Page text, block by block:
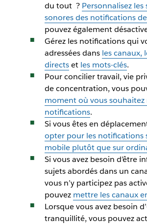
du tout ? Personnalisez les
sonores des notifications
pouvez également
Gérez les notifications qui
adressées dans les canaux,
directset les mots-clés.
Pour concilier travail, vie
de concentration, vous
moment où vous souhaitez
notifications.
Si vous êtes en
opter pour les notifications
mobile plutôt que sur
Si vous avez besoin d’être
sujets abordés dans un
vous n’y participez pas
pouvez mettre les canaux
Lorsque vous avez besoin
tranquillité, vous pouvez